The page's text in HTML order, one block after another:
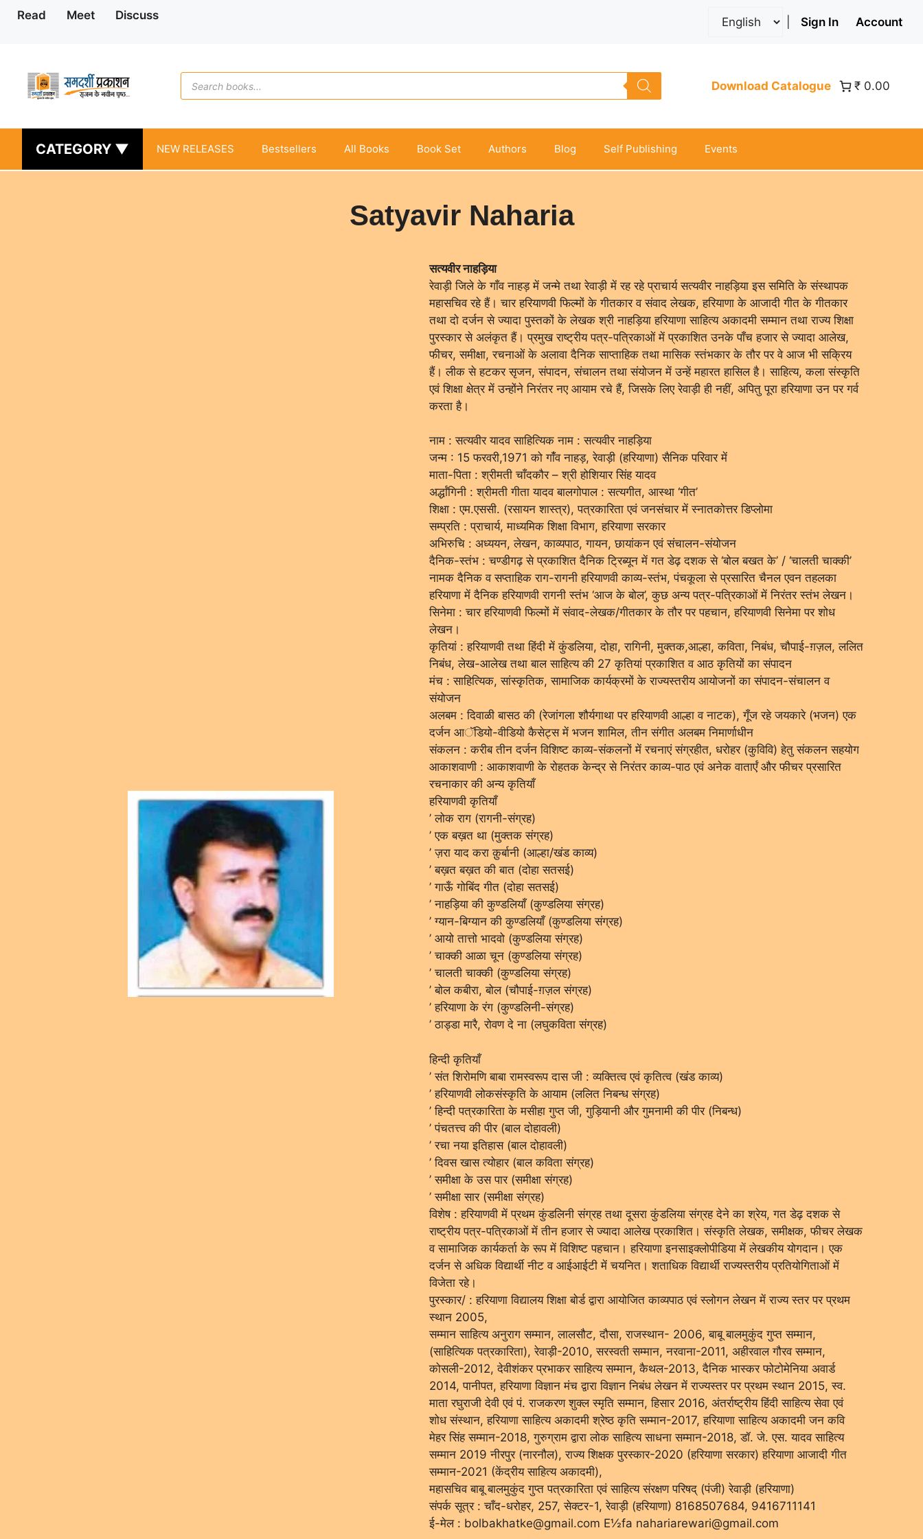
Skip
Read Meet Discuss Sign In Account
Products
search
Download Catalogue ₹ 0.00
CATEGORY ▼ NEW RELEASES Bestsellers All Books Book Set Authors Blog Self Publishing Events
Satyavir Naharia
सत्यवीर नाहड़िया
रेवाड़ी जिले के गाँव नाहड़ में जन्मे तथा रेवाड़ी में रह रहे प्राचार्य सत्यवीर नाहड़िया इस समिति के संस्थापक
महासचिव रहे हैं। चार हरियाणवी फिल्मों के गीतकार व संवाद लेखक, हरियाणा के आजादी गीत के गीतकार
तथा दो दर्जन से ज्यादा पुस्तकों के लेखक श्री नाहड़िया हरियाणा साहित्य अकादमी सम्मान तथा राज्य शिक्षा
पुरस्कार से अलंकृत हैं। प्रमुख राष्ट्रीय पत्र-पत्रिकाओं में प्रकाशित उनके पाँच हजार से ज्यादा आलेख,
फीचर, समीक्षा, रचनाओं के अलावा दैनिक साप्ताहिक तथा मासिक स्तंभकार के तौर पर वे आज भी सक्रिय
हैं। लीक से हटकर सृजन, संपादन, संचालन तथा संयोजन में उन्हें महारत हासिल है। साहित्य, कला संस्कृति
एवं शिक्षा क्षेत्र में उन्होंने निरंतर नए आयाम रचे हैं, जिसके लिए रेवाड़ी ही नहीं, अपितु पूरा हरियाणा उन पर गर्व
करता है।
नाम : सत्यवीर यादव साहित्यिक नाम : सत्यवीर नाहड़िया
जन्म : 15 फरवरी,1971 को गांँव नाहड़, रेवाड़ी (हरियाणा) सैनिक परिवार में
माता-पिता : श्रीमती चाँदकौर – श्री होशियार सिंह यादव
अर्द्धांगिनी : श्रीमती गीता यादव बालगोपाल : सत्यगीत, आस्था ‘गीत’
शिक्षा : एम.एससी. (रसायन शास्त्र), पत्रकारिता एवं जनसंचार में स्नातकोत्तर डिप्लोमा
सम्प्रति : प्राचार्य, माध्यमिक शिक्षा विभाग, हरियाणा सरकार
अभिरुचि : अध्ययन, लेखन, काव्यपाठ, गायन, छायांकन एवं संचालन-संयोजन
दैनिक-स्तंभ : चण्डीगढ़ से प्रकाशित दैनिक ट्रिब्यून में गत डेढ़ दशक से ‘बोल बखत के’ / ‘चालती चाक्की’
नामक दैनिक व सप्ताहिक राग-रागनी हरियाणवी काव्य-स्तंभ, पंचकूला से प्रसारित चैनल एवन तहलका
हरियाणा में दैनिक हरियाणवी रागनी स्तंभ ‘आज के बोल’, कुछ अन्य पत्र-पत्रिकाओं में निरंतर स्तंभ लेखन।
सिनेमा : चार हरियाणवी फिल्मों में संवाद-लेखक/गीतकार के तौर पर पहचान, हरियाणवी सिनेमा पर शोध
लेखन।
कृतियां : हरियाणवी तथा हिंदी में कुंडलिया, दोहा, रागिनी, मुक्तक,आल्हा, कविता, निबंध, चौपाई-ग़ज़ल, ललित
निबंध, लेख-आलेख तथा बाल साहित्य की 27 कृतियां प्रकाशित व आठ कृतियों का संपादन
मंच : साहित्यिक, सांस्कृतिक, सामाजिक कार्यक्रमों के राज्यस्तरीय आयोजनों का संपादन-संचालन व
संयोजन
अलबम : दिवाळी बासठ की (रेजांगला शौर्यगाथा पर हरियाणवी आल्हा व नाटक), गूँज रहे जयकारे (भजन) एक
दर्जन आॅडियो-वीडियो कैसेट्स में भजन शामिल, तीन संगीत अलबम निमार्णाधीन
संकलन : करीब तीन दर्जन विशिष्ट काव्य-संकलनों में रचनाएं संग्रहीत, धरोहर (कुविवि) हेतु संकलन सहयोग
आकाशवाणी : आकाशवाणी के रोहतक केन्द्र से निरंतर काव्य-पाठ एवं अनेक वातार्एं और फीचर प्रसारित
रचनाकार की अन्य कृतियाँ
हरियाणवी कृतियाँ
’ लोक राग (रागनी-संग्रह)
’ एक बख़त था (मुक्तक संग्रह)
’ ज़रा याद करा क़ुर्बानी (आल्हा/खंड काव्य)
’ बख़त बख़त की बात (दोहा सतसई)
’ गाऊँ गोबिंद गीत (दोहा सतसई)
’ नाहड़िया की कुण्डलियाँ (कुण्डलिया संग्रह)
’ ग्यान-बिग्यान की कुण्डलियाँ (कुण्डलिया संग्रह)
’ आयो तात्तो भादवो (कुण्डलिया संग्रह)
’ चाक्की आळा चून (कुण्डलिया संग्रह)
’ चालती चाक्की (कुण्डलिया संग्रह)
’ बोल कबीरा, बोल (चौपाई-ग़ज़ल संग्रह)
’ हरियाणा के रंग (कुण्डलिनी-संग्रह)
’ ठाड्डा मारै, रोवण दे ना (लघुकविता संग्रह)
हिन्दी कृतियाँ
’ संत शिरोमणि बाबा रामस्वरूप दास जी : व्यक्तित्व एवं कृतित्व (खंड काव्य)
’ हरियाणवी लोकसंस्कृति के आयाम (ललित निबन्ध संग्रह)
’ हिन्दी पत्रकारिता के मसीहा गुप्त जी, गुड़ियानी और गुमनामी की पीर (निबन्ध)
’ पंचतत्त्व की पीर (बाल दोहावली)
’ रचा नया इतिहास (बाल दोहावली)
’ दिवस खास त्योहार (बाल कविता संग्रह)
’ समीक्षा के उस पार (समीक्षा संग्रह)
’ समीक्षा सार (समीक्षा संग्रह)
विशेष : हरियाणवी में प्रथम कुंडलिनी संग्रह तथा दूसरा कुंडलिया संग्रह देने का श्रेय, गत डेढ़ दशक से
राष्ट्रीय पत्र-पत्रिकाओं में तीन हजार से ज्यादा आलेख प्रकाशित। संस्कृति लेखक, समीक्षक, फीचर लेखक
व सामाजिक कार्यकर्ता के रूप में विशिष्ट पहचान। हरियाणा इनसाइक्लोपीडिया में लेखकीय योगदान। एक
दर्जन से अधिक विद्यार्थी नीट व आईआईटी में चयनित। शताधिक विद्यार्थी राज्यस्तरीय प्रतियोगिताओं में
विजेता रहे।
पुरस्कार/ : हरियाणा विद्यालय शिक्षा बोर्ड द्वारा आयोजित काव्यपाठ एवं स्लोगन लेखन में राज्य स्तर पर प्रथम
स्थान 2005,
सम्मान साहित्य अनुराग सम्मान, लालसौट, दौसा, राजस्थान- 2006, बाबू बालमुकुंद गुप्त सम्मान,
(साहित्यिक पत्रकारिता), रेवाड़ी-2010, सरस्वती सम्मान, नरवाना-2011, अहीरवाल गौरव सम्मान,
कोसली-2012, देवीशंकर प्रभाकर साहित्य सम्मान, कैथल-2013, दैनिक भास्कर फोटोमेनिया अवार्ड
2014, पानीपत, हरियाणा विज्ञान मंच द्वारा विज्ञान निबंध लेखन में राज्यस्तर पर प्रथम स्थान 2015, स्व.
माता रघुराजी देवी एवं पं. राजकरण शुक्ल स्मृति सम्मान, हिसार 2016, अंतर्राष्ट्रीय हिंदी साहित्य सेवा एवं
शोध संस्थान, हरियाणा साहित्य अकादमी श्रेष्ठ कृति सम्मान-2017, हरियाणा साहित्य अकादमी जन कवि
मेहर सिंह सम्मान-2018, गुरुग्राम द्वारा लोक साहित्य साधना सम्मान-2018, डॉ. जे. एस. यादव साहित्य
सम्मान 2019 नीरपुर (नारनौल), राज्य शिक्षक पुरस्कार-2020 (हरियाणा सरकार) हरियाणा आजादी गीत
सम्मान-2021 (केंद्रीय साहित्य अकादमी),
महासचिव बाबू बालमुकुंद गुप्त पत्रकारिता एवं साहित्य संरक्षण परिषद् (पंजी) रेवाड़ी (हरियाणा)
संपर्क सूत्र : चाँद-धरोहर, 257, सेक्टर-1, रेवाड़ी (हरियाणा) 8168507684, 9416711141
ई-मेल : bolbakhatke@gmail.com E½fa nahariarewari@gmail.com